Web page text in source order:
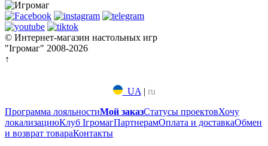
© Интернет-магазин настольных игр
"Ігромаг" 2008-2026
↑
UA | ru
Программа лояльностиМой заказСтатусы проектовХочу
локализациюКлуб ІгромагПартнерамОплата и доставкаОбмен
и возврат товараКонтакты